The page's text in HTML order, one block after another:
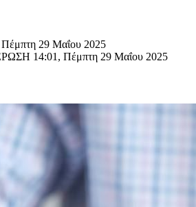
29 Μαΐου 2025
14:01, Πέμπτη 29 Μαΐου 2025